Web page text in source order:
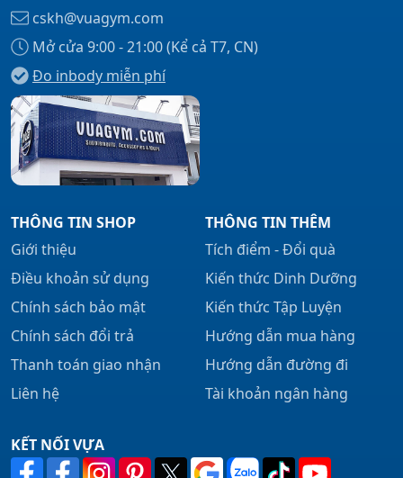
cskh@vuagym.com
Mở cửa 9:00 - 21:00 (Kể cả T7, CN)
Đo inbody miễn phí
THÔNG TIN SHOP
Giới thiệu
Điều khoản sử dụng
Chính sách bảo mật
Chính sách đổi trả
Thanh toán giao nhận
Liên hệ
THÔNG TIN THÊM
Tích điểm - Đổi quà
Kiến thức Dinh Dưỡng
Kiến thức Tập Luyện
Hướng dẫn mua hàng
Hướng dẫn đường đi
Tài khoản ngân hàng
KẾT NỐI VỰA